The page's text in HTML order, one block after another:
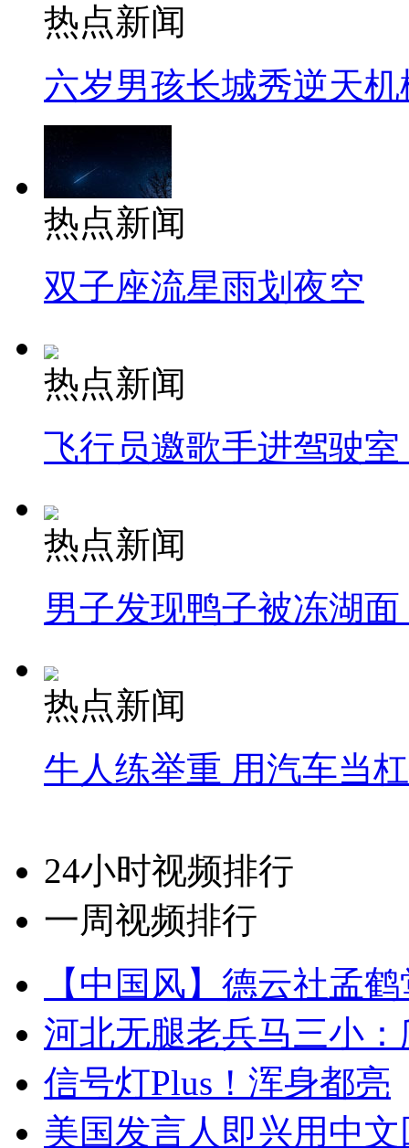
热点新闻
六岁男孩长城秀逆天机
热点新闻
双子座流星雨划夜空
热点新闻
飞行员邀歌手进驾驶
热点新闻
男子发现鸭子被冻湖
热点新闻
牛人练举重 用汽车当
24小时视频排行
一周视频排行
【中国风】德云社孟
河北无腿老兵马三小
信号灯Plus！浑身都亮
美国发言人即兴用中